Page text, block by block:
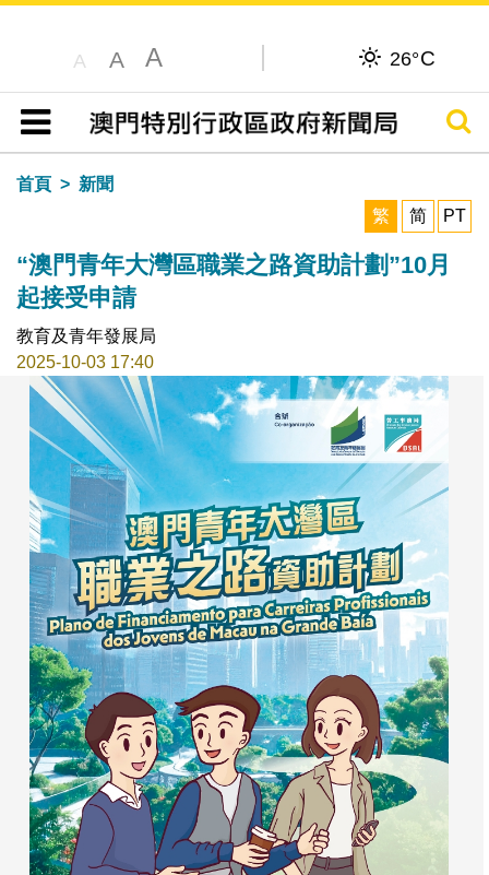
A A A 26°C
目錄
搜尋
首頁
新聞
繁
简 PT
“澳門青年大灣區職業之路資助計劃”10月
起接受申請
教育及青年發展局
2025-10-03 17:40